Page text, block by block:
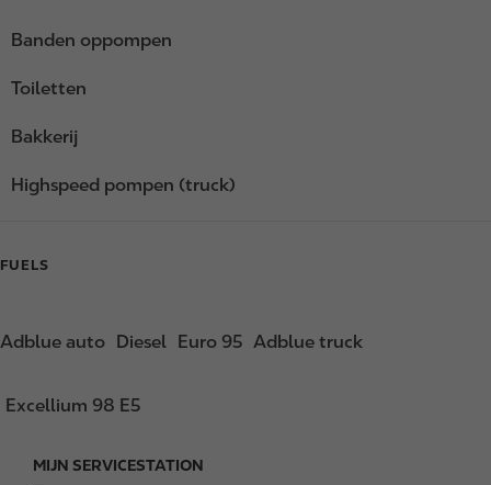
Banden oppompen
Toiletten
Bakkerij
Highspeed pompen (truck)
FUELS
Adblue auto Diesel Euro 95 Adblue truck
Excellium 98 E5
F
MIJN SERVICESTATION